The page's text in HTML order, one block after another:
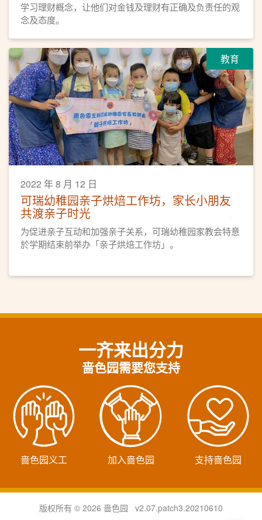
学习理财概念，让他们对金钱及理财有正确及负责任的观
念及态度。
教育
2022 年 8 月 12 日
可瑞幼稚园亲子烘焙工作坊，家长小朋友
共渡亲子时光
为促进亲子互动和加强亲子关系，可瑞幼稚园家教会特意
於学期结束前举办「亲子烘焙工作坊」。
一齐来出分力
啬色园需要您支持
啬色园义工 加入啬色园 支持啬色园
版权所有 © 2026 啬色园 v2.07.patch3.20210610